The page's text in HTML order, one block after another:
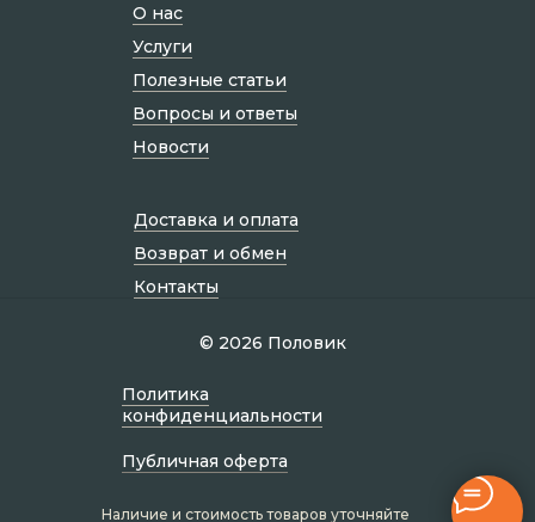
О нас
Услуги
Полезные статьи
Вопросы и ответы
Новости
Доставка и оплата
Возврат и обмен
Контакты
© 2026 Половик
Наличие и стоимость товаров уточняйте
Политик а
конфиденциальности
Публичная оферта